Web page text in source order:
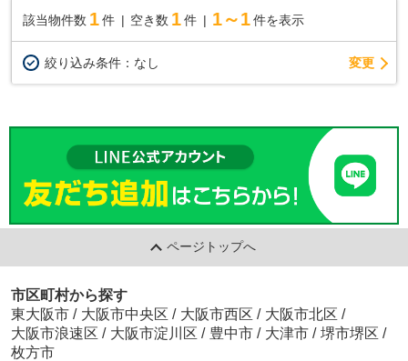
該当物件数 1件 空き数 1 件 1～1 件を表示
絞り込み条件： なし 変更
ページトップへ
市区町村から探す
東大阪市 / 大阪市中央区 / 大阪市西区 / 大阪市北区 /
大阪市浪速区 / 大阪市淀川区 / 豊中市 / 大津市 / 堺市堺区 /
枚方市